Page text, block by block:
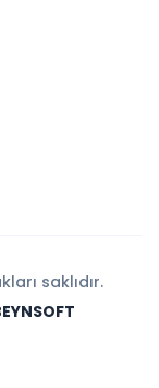
saklıdır.